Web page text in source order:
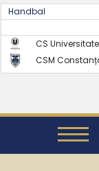
Handbal
CS
CSM